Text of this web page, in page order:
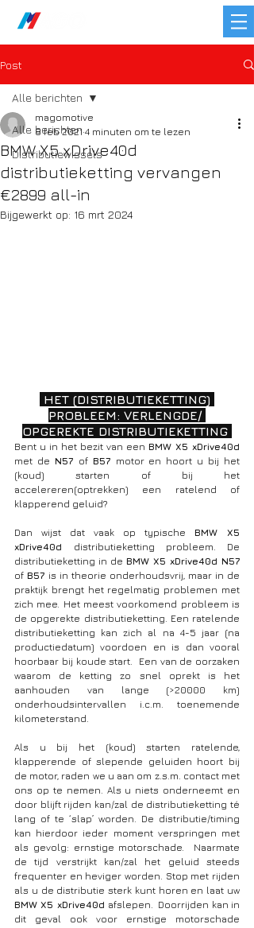
Post
Alle berichten
Distributiewissels
Alle berichten
BMW X5 xDrive40d
distributieketting vervangen
€2899 all-in
magomotive
8 feb 2021 4 minuten om te lezen
Bijgewerkt op: 16 mrt 2024
PROBLEEM: VERLENGDE/
OPGEREKTE DISTRIBUTIEKETTING
Bent u in het bezit van een
met de N57 of B57 motor en hoort u bij het
(koud) starten of bij het
accelereren(optrekken) een ratelend of
klapperend geluid?
Dan wijst dat vaak op typische BMW X5
xDrive40d distributieketting probleem. De
distributieketting in de
of B57 is in theorie onderhoudsvrij, maar in de
praktijk brengt het regelmatig problemen met
zich mee. Het meest voorkomend probleem is
de opgerekte distributieketting. Een ratelende
distributieketting kan zich al na 4-5 jaar (na
productiedatum) voordoen en is dan vooral
hoorbaar bij koude start.  Een van de oorzaken
waarom de ketting zo snel oprekt is het
aanhouden van lange (>20000 km)
onderhoudsintervallen i.c.m. toenemende
kilometerstand.
Als u bij het (koud) starten ratelende,
klapperende of slepende geluiden hoort bij
de motor, raden we u aan om z.s.m. contact met
ons op te nemen. Als u niets onderneemt en
door blijft rijden kan/zal de distributieketting té
lang of te ‘slap’ worden. De distributie/timing
kan hierdoor ieder moment verspringen met
als gevolg: ernstige motorschade.  Naarmate
de tijd verstrijkt kan/zal het geluid steeds
frequenter en heviger worden. Stop met rijden
BMW X5 xDrive40d afslepen.  Doorrijden kan in
dit geval ook voor ernstige motorschade